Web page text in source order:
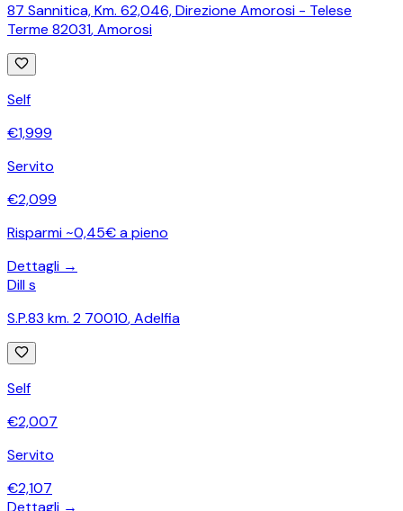
87 Sannitica, Km. 62,046, Direzione Amorosi - Telese
Terme 82031,Amorosi
Self
€1,999
Servito
€2,099
Risparmi ~0,45€ a pieno
Dettagli →
Dill s
S.P.83 km. 2 70010,Adelfia
Self
€2,007
Servito
€2,107
Dettagli →